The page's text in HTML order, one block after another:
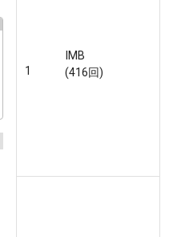
1
IMB
(416回)